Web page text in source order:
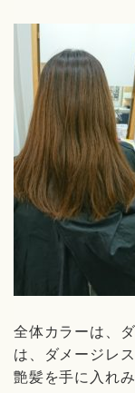
全体カラーは、
は、ダメージレ
艶髪を手に入れ